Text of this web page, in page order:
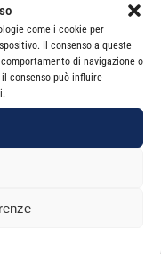
come i cookie per
Il consenso a queste
di navigazione o
consenso può influire